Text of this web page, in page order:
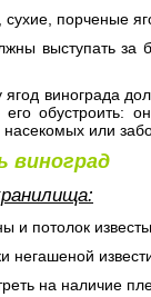
порченые
выступать за
ягод винограда
его обустроить:
насекомых или
виноград
и потолок
негашеной
на наличие